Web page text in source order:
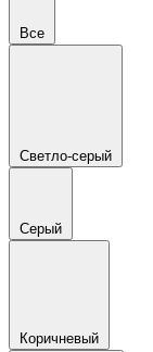
Все
Светло-серый
Серый
Коричневый